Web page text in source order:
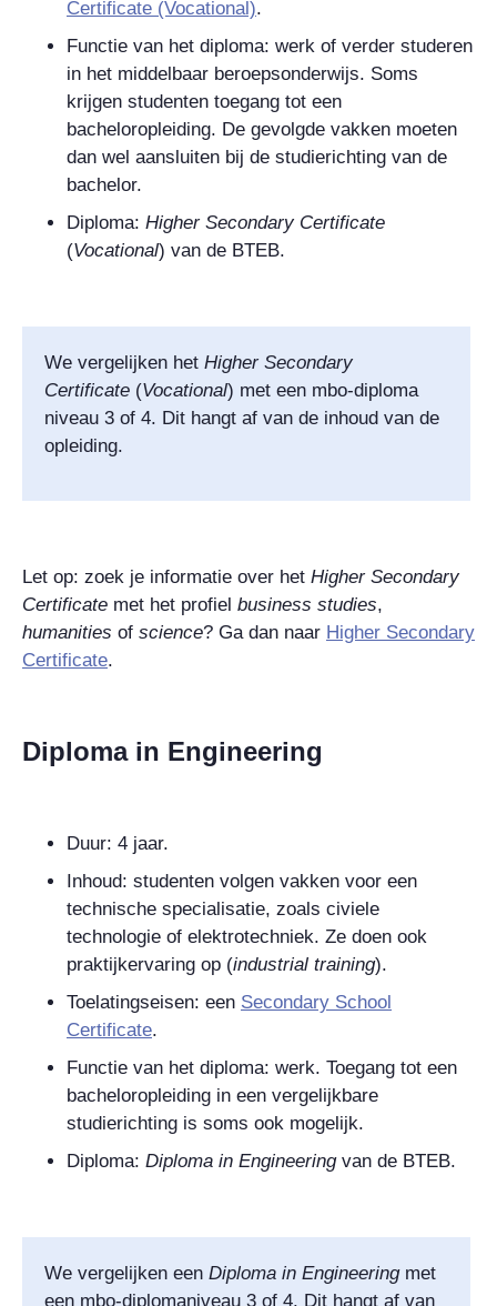
Certificate (Vocational).
Functie van het diploma: werk of verder studeren
in het middelbaar beroepsonderwijs. Soms
krijgen studenten toegang tot een
bacheloropleiding. De gevolgde vakken moeten
dan wel aansluiten bij de studierichting van de
bachelor.
Diploma: Higher Secondary Certificate
(Vocational) van de BTEB.
We vergelijken het Higher Secondary
Certificate (Vocational) met een mbo-diploma
niveau 3 of 4. Dit hangt af van de inhoud van de
opleiding.
Let op: zoek je informatie over het Higher Secondary
Certificate met het profiel business studies,
humanities of science? Ga dan naar Higher Secondary
Certificate.
Diploma in Engineering
Duur: 4 jaar.
Inhoud: studenten volgen vakken voor een
technische specialisatie, zoals civiele
technologie of elektrotechniek. Ze doen ook
praktijkervaring op (industrial training).
Toelatingseisen: een Secondary School
Certificate.
Functie van het diploma: werk. Toegang tot een
bacheloropleiding in een vergelijkbare
studierichting is soms ook mogelijk.
Diploma: Diploma in Engineeringvan de BTEB.
We vergelijken een Diploma in Engineeringmet
een mbo-diplomaniveau 3 of 4. Dit hangt af van